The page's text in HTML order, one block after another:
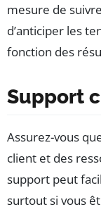
mesure de
d’anticiper les
fonction des
Support
Assurez-vous
client et des
support peut
surtout si vous